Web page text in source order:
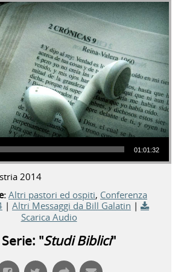
01:01:32
2014
Altri pastori ed ospiti, Conferenza
| Altri Messaggi da Bill Galatin |
Scarica Audio
"Studi Biblici"